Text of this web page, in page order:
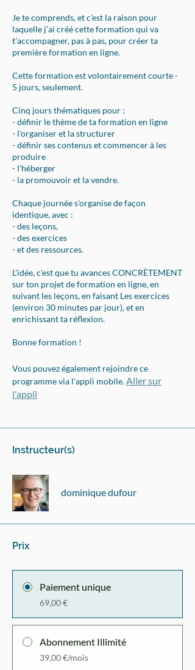
Je te comprends, et c'est la raison pour
laquelle j'ai créé cette formation qui va
t'accompagner, pas à pas, pour créer ta
première formation en ligne.
Cette formation est volontairement courte -
5 jours, seulement.
Cinq jours thématiques pour :
- définir le thème de ta formation en ligne
- l'organiser et la structurer
- définir ses contenus et commencer à les
produire
- l'héberger
- la promouvoir et la vendre.
Chaque journée s'organise de façon
identique, avec :
- des leçons,
- des exercices
- et des ressources.
L'idée, c'est que tu avances CONCRÈTEMENT
sur ton projet de formation en ligne, en
suivant les leçons, en faisant Les exercices
(environ 30 minutes par jour), et en
enrichissant ta réflexion.
Bonne formation !
Vous pouvez également rejoindre ce
programme via l'appli mobile.Aller sur
l'appli
Instructeur(s)
dominique dufour
Prix
Paiement unique
69,00 €
Abonnement Illimité
39,00 €/mois